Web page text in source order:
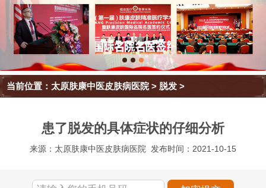
当前位置： 太原肤康中医皮肤病医院> 脱发 >
患了脱发的具体症状的仔细分析
来源：太原肤康中医皮肤病医院 发布时间：2021-10-15